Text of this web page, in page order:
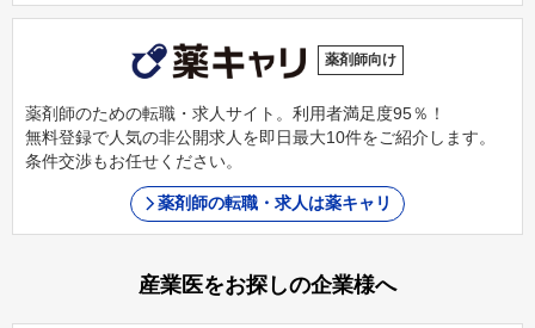
薬剤師向け
薬剤師のための転職・求人サイト。利用者満足度95％！
無料登録で人気の非公開求人を即日最大10件をご紹介します。
条件交渉もお任せください。
薬剤師の転職・求人は薬キャリ
産業医をお探しの企業様へ